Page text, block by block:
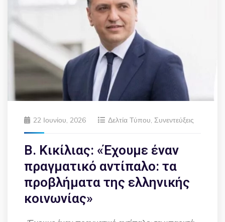
22 Ιουνίου, 2026 Δελτία Τύπου, Συνεντεύξεις
Β. Κικίλιας: «Έχουμε έναν
πραγματικό αντίπαλο: τα
προβλήματα της ελληνικής
κοινωνίας»